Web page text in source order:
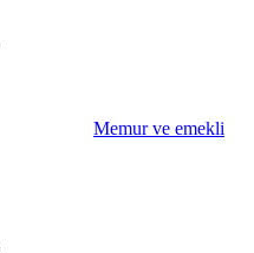
Memur ve emekli